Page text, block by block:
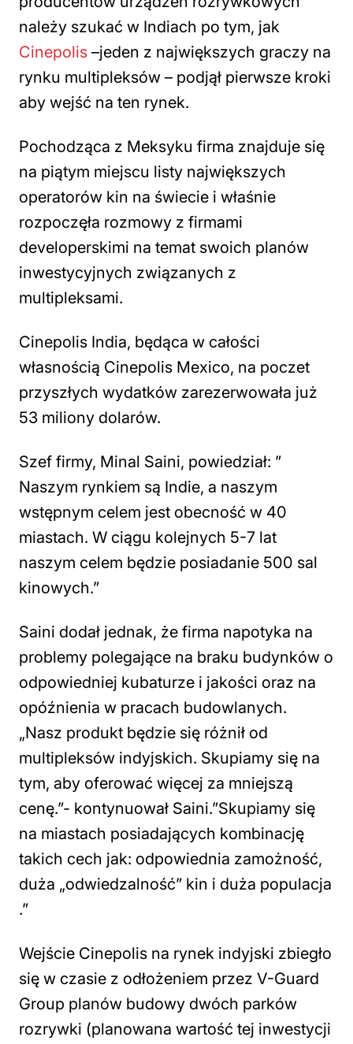
należy szukać w Indiach po tym, jak
Cinepolis –jeden z największych graczy na
rynku multipleksów – podjął pierwsze kroki
aby wejść na ten rynek.
Pochodząca z Meksyku firma znajduje się
na piątym miejscu listy największych
operatorów kin na świecie i właśnie
rozpoczęła rozmowy z firmami
developerskimi na temat swoich planów
inwestycyjnych związanych z
multipleksami.
Cinepolis India, będąca w całości
własnością Cinepolis Mexico, na poczet
przyszłych wydatków zarezerwowała już
53 miliony dolarów.
Szef firmy, Minal Saini, powiedział: ”
Naszym rynkiem są Indie, a naszym
wstępnym celem jest obecność w 40
miastach. W ciągu kolejnych 5-7 lat
naszym celem będzie posiadanie 500 sal
kinowych.”
Saini dodał jednak, że firma napotyka na
problemy polegające na braku budynków o
odpowiedniej kubaturze i jakości oraz na
opóźnienia w pracach budowlanych.
„Nasz produkt będzie się różnił od
multipleksów indyjskich. Skupiamy się na
tym, aby oferować więcej za mniejszą
cenę.”- kontynuował Saini.”Skupiamy się
na miastach posiadających kombinację
takich cech jak: odpowiednia zamożność,
duża „odwiedzalność” kin i duża populacja
.”
Wejście Cinepolis na rynek indyjski zbiegło
się w czasie z odłożeniem przez V-Guard
Group planów budowy dwóch parków
rozrywki (planowana wartość tej inwestycji